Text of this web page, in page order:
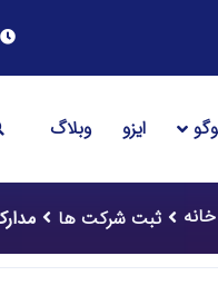
ایزو وبلاگ
خانه ثبت شرکت ها